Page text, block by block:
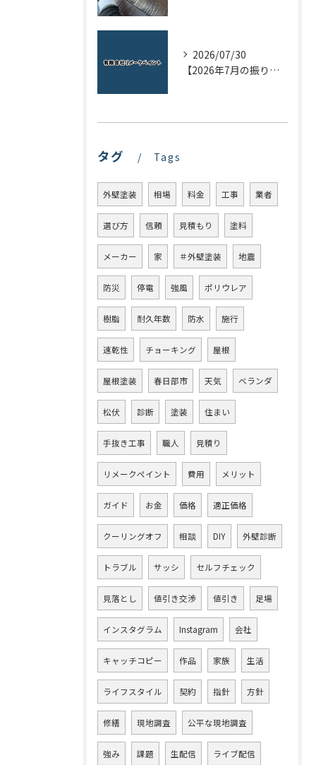
2026/07/30
【2026年7月の振り返り】リメークペイントブログまとめ
タグ Tags
外壁塗装 相場 料金 工事 業者
選び方 信頼 見積もり 塗料
メーカー 家 ＃外壁塗装 地震
防災 停電 強風 ポリウレア
樹脂 耐久年数 防水 施行
速乾性 チョーキング 屋根
屋根塗装 春日部市 天気 ベランダ
松伏 診断 塗装 住まい
手抜き工事 職人 見積り
リメークペイント 費用 メリット
ガイド お金 価格 適正価格
クーリングオフ 相談 DIY 外壁診断
トラブル サッシ セルフチェック
見落とし 値引き交渉 値引き 足場
インスタグラム Instagram 会社
キャッチコピー 作品 家族 生活
ライフスタイル 契約 指針 方針
修繕 現地調査 公平な現地調査
強み 課題 生配信 ライブ配信